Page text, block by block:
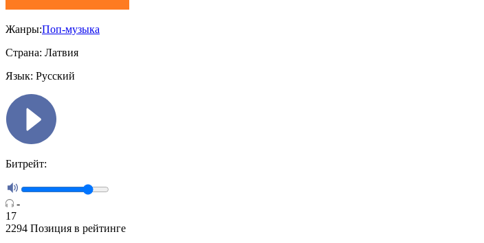
Жанры:Поп-музыка
Страна: Латвия
Язык: Русский
Битрейт:
-
17
2294 Позиция в рейтинге